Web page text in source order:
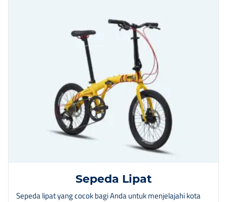
Sepeda Lipat
Sepeda lipat yang cocok bagi Anda untuk menjelajahi kota